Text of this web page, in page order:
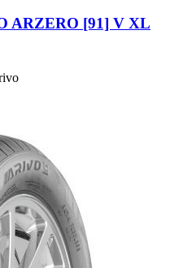
ARZERO [91] V XL